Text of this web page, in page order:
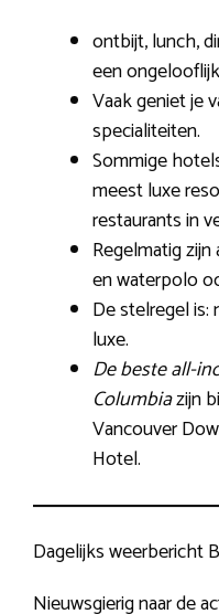
ontbijt, lunch,
een
Vaak geniet je
specialiteiten.
Sommige
meest luxe
restaurants in
Regelmatig
en waterpolo
De stelregel
luxe.
De beste all-
Columbiazijn
Vancouver
Hotel.
Dagelijks weerbericht
Nieuwsgierig naar de